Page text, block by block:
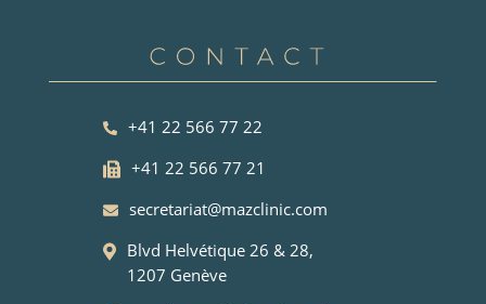
+41 22 566 77 22
+41 22 566 77 21
secretariat@mazclinic.com
Blvd Helvétique 26 & 28,
1207 Genève